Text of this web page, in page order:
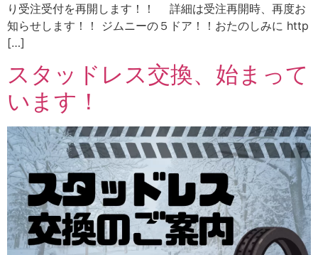
り受注受付を再開します！！ 詳細は受注再開時、再度お
知らせします！！ ジムニーの５ドア！！おたのしみに http
[…]
スタッドレス交換、始まって
います！